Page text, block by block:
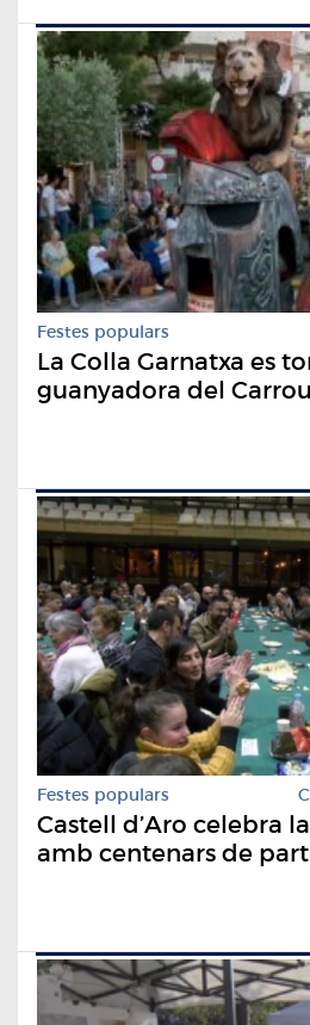
Festes populars
La Colla Garnatxa es
guanyadora del
Festes populars
Castell d’Aro celebra
amb centenars de